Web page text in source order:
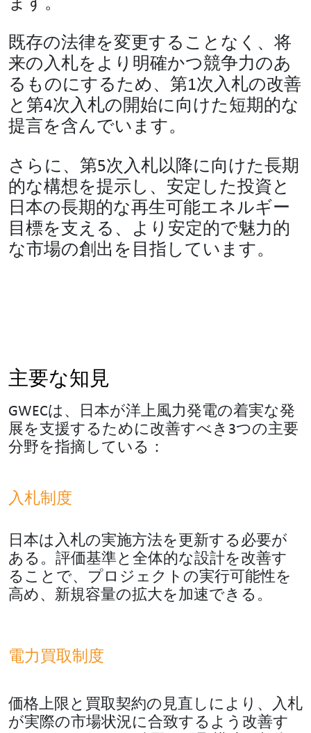
ます。
既存の法律を変更することなく、将
来の入札をより明確かつ競争力のあ
るものにするため、第1次入札の改善
と第4次入札の開始に向けた短期的な
提言を含んでいます。
さらに、第5次入札以降に向けた長期
的な構想を提示し、安定した投資と
日本の長期的な再生可能エネルギー
目標を支える、より安定的で魅力的
な市場の創出を目指しています。
主要な知見
GWECは、日本が洋上風力発電の着実な発
展を支援するために改善すべき3つの主要
分野を指摘している：
入札制度
日本は入札の実施方法を更新する必要が
ある。評価基準と全体的な設計を改善す
ることで、プロジェクトの実行可能性を
高め、新規容量の拡大を加速できる。
電力買取制度
価格上限と買取契約の見直しにより、入札
が実際の市場状況に合致するよう改善す